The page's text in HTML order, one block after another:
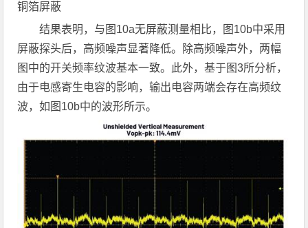
铜箔屏蔽
结果表明，与图10a无屏蔽测量相比，图10b中采用
屏蔽探头后，高频噪声显著降低。除高频噪声外，两幅
图中的开关频率纹波基本一致。此外，基于图3所分析，
由于电感寄生电容的影响，输出电容两端会存在高频纹
波，如图10b中的波形所示。